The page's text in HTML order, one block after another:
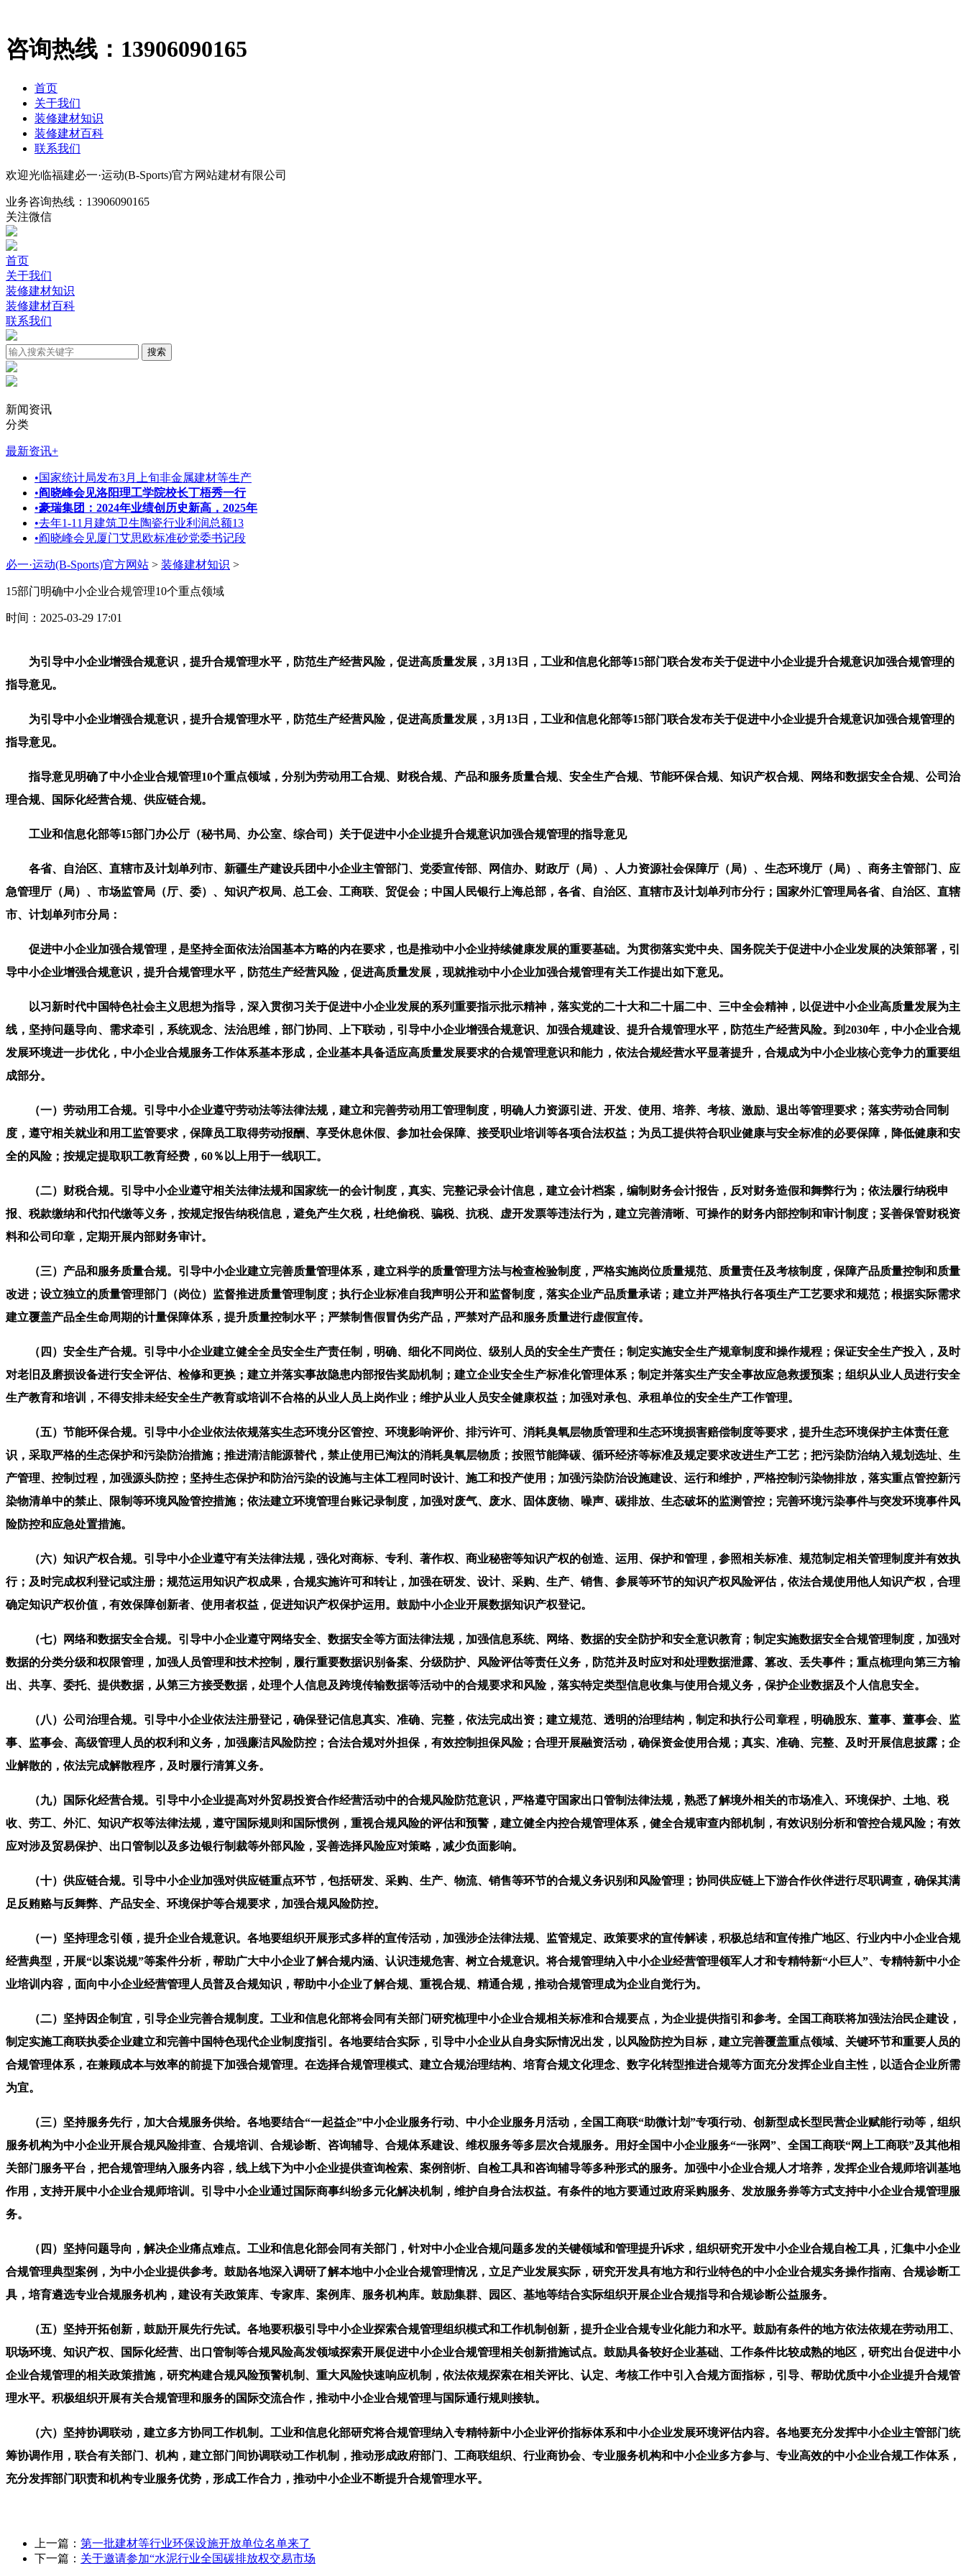
咨询热线： 13906090165
首页
关于我们
装修建材知识
装修建材百科
联系我们
欢迎光临福建必一·运动(B-Sports)官方网站建材有限公司
业务咨询热线： 13906090165
关注微信
首页
关于我们
装修建材知识
装修建材百科
联系我们
新闻资讯
分类
最新资讯+
•国家统计局发布3月上旬非金属建材等生产
•阎晓峰会见洛阳理工学院校长丁梧秀一行
•豪瑞集团：2024年业绩创历史新高，2025年
•去年1-11月建筑卫生陶瓷行业利润总额13
•阎晓峰会见厦门艾思欧标准砂党委书记段
必一·运动(B-Sports)官方网站 > 装修建材知识 >
15部门明确中小企业合规管理10个重点领域
时间：2025-03-29 17:01
为引导中小企业增强合规意识，提升合规管理水平，防范生产经营风险，促进高质量发展，3月13日，工业和信息化部等15部门联合发布关于促进中小企业提升合规意识加强合规管理的
指导意见。
为引导中小企业增强合规意识，提升合规管理水平，防范生产经营风险，促进高质量发展，3月13日，工业和信息化部等15部门联合发布关于促进中小企业提升合规意识加强合规管理的
指导意见。
指导意见明确了中小企业合规管理10个重点领域，分别为劳动用工合规、财税合规、产品和服务质量合规、安全生产合规、节能环保合规、知识产权合规、网络和数据安全合规、公司治
理合规、国际化经营合规、供应链合规。
工业和信息化部等15部门办公厅（秘书局、办公室、综合司）关于促进中小企业提升合规意识加强合规管理的指导意见
各省、自治区、直辖市及计划单列市、新疆生产建设兵团中小企业主管部门、党委宣传部、网信办、财政厅（局）、人力资源社会保障厅（局）、生态环境厅（局）、商务主管部门、应
急管理厅（局）、市场监管局（厅、委）、知识产权局、总工会、工商联、贸促会；中国人民银行上海总部，各省、自治区、直辖市及计划单列市分行；国家外汇管理局各省、自治区、直辖
市、计划单列市分局：
促进中小企业加强合规管理，是坚持全面依法治国基本方略的内在要求，也是推动中小企业持续健康发展的重要基础。为贯彻落实党中央、国务院关于促进中小企业发展的决策部署，引
导中小企业增强合规意识，提升合规管理水平，防范生产经营风险，促进高质量发展，现就推动中小企业加强合规管理有关工作提出如下意见。
以习新时代中国特色社会主义思想为指导，深入贯彻习关于促进中小企业发展的系列重要指示批示精神，落实党的二十大和二十届二中、三中全会精神，以促进中小企业高质量发展为主
线，坚持问题导向、需求牵引，系统观念、法治思维，部门协同、上下联动，引导中小企业增强合规意识、加强合规建设、提升合规管理水平，防范生产经营风险。到2030年，中小企业合规
发展环境进一步优化，中小企业合规服务工作体系基本形成，企业基本具备适应高质量发展要求的合规管理意识和能力，依法合规经营水平显著提升，合规成为中小企业核心竞争力的重要组
成部分。
（一）劳动用工合规。引导中小企业遵守劳动法等法律法规，建立和完善劳动用工管理制度，明确人力资源引进、开发、使用、培养、考核、激励、退出等管理要求；落实劳动合同制
度，遵守相关就业和用工监管要求，保障员工取得劳动报酬、享受休息休假、参加社会保障、接受职业培训等各项合法权益；为员工提供符合职业健康与安全标准的必要保障，降低健康和安
全的风险；按规定提取职工教育经费，60％以上用于一线职工。
（二）财税合规。引导中小企业遵守相关法律法规和国家统一的会计制度，真实、完整记录会计信息，建立会计档案，编制财务会计报告，反对财务造假和舞弊行为；依法履行纳税申
报、税款缴纳和代扣代缴等义务，按规定报告纳税信息，避免产生欠税，杜绝偷税、骗税、抗税、虚开发票等违法行为，建立完善清晰、可操作的财务内部控制和审计制度；妥善保管财税资
料和公司印章，定期开展内部财务审计。
（三）产品和服务质量合规。引导中小企业建立完善质量管理体系，建立科学的质量管理方法与检查检验制度，严格实施岗位质量规范、质量责任及考核制度，保障产品质量控制和质量
改进；设立独立的质量管理部门（岗位）监督推进质量管理制度；执行企业标准自我声明公开和监督制度，落实企业产品质量承诺；建立并严格执行各项生产工艺要求和规范；根据实际需求
建立覆盖产品全生命周期的计量保障体系，提升质量控制水平；严禁制售假冒伪劣产品，严禁对产品和服务质量进行虚假宣传。
（四）安全生产合规。引导中小企业建立健全全员安全生产责任制，明确、细化不同岗位、级别人员的安全生产责任；制定实施安全生产规章制度和操作规程；保证安全生产投入，及时
对老旧及磨损设备进行安全评估、检修和更换；建立并落实事故隐患内部报告奖励机制；建立企业安全生产标准化管理体系；制定并落实生产安全事故应急救援预案；组织从业人员进行安全
生产教育和培训，不得安排未经安全生产教育或培训不合格的从业人员上岗作业；维护从业人员安全健康权益；加强对承包、承租单位的安全生产工作管理。
（五）节能环保合规。引导中小企业依法依规落实生态环境分区管控、环境影响评价、排污许可、消耗臭氧层物质管理和生态环境损害赔偿制度等要求，提升生态环境保护主体责任意
识，采取严格的生态保护和污染防治措施；推进清洁能源替代，禁止使用已淘汰的消耗臭氧层物质；按照节能降碳、循环经济等标准及规定要求改进生产工艺；把污染防治纳入规划选址、生
产管理、控制过程，加强源头防控；坚持生态保护和防治污染的设施与主体工程同时设计、施工和投产使用；加强污染防治设施建设、运行和维护，严格控制污染物排放，落实重点管控新污
染物清单中的禁止、限制等环境风险管控措施；依法建立环境管理台账记录制度，加强对废气、废水、固体废物、噪声、碳排放、生态破坏的监测管控；完善环境污染事件与突发环境事件风
险防控和应急处置措施。
（六）知识产权合规。引导中小企业遵守有关法律法规，强化对商标、专利、著作权、商业秘密等知识产权的创造、运用、保护和管理，参照相关标准、规范制定相关管理制度并有效执
行；及时完成权利登记或注册；规范运用知识产权成果，合规实施许可和转让，加强在研发、设计、采购、生产、销售、参展等环节的知识产权风险评估，依法合规使用他人知识产权，合理
确定知识产权价值，有效保障创新者、使用者权益，促进知识产权保护运用。鼓励中小企业开展数据知识产权登记。
（七）网络和数据安全合规。引导中小企业遵守网络安全、数据安全等方面法律法规，加强信息系统、网络、数据的安全防护和安全意识教育；制定实施数据安全合规管理制度，加强对
数据的分类分级和权限管理，加强人员管理和技术控制，履行重要数据识别备案、分级防护、风险评估等责任义务，防范并及时应对和处理数据泄露、篡改、丢失事件；重点梳理向第三方输
出、共享、委托、提供数据，从第三方接受数据，处理个人信息及跨境传输数据等活动中的合规要求和风险，落实特定类型信息收集与使用合规义务，保护企业数据及个人信息安全。
（八）公司治理合规。引导中小企业依法注册登记，确保登记信息真实、准确、完整，依法完成出资；建立规范、透明的治理结构，制定和执行公司章程，明确股东、董事、董事会、监
事、监事会、高级管理人员的权利和义务，加强廉洁风险防控；合法合规对外担保，有效控制担保风险；合理开展融资活动，确保资金使用合规；真实、准确、完整、及时开展信息披露；企
业解散的，依法完成解散程序，及时履行清算义务。
（九）国际化经营合规。引导中小企业提高对外贸易投资合作经营活动中的合规风险防范意识，严格遵守国家出口管制法律法规，熟悉了解境外相关的市场准入、环境保护、土地、税
收、劳工、外汇、知识产权等法律法规，遵守国际规则和国际惯例，重视合规风险的评估和预警，建立健全内控合规管理体系，健全合规审查内部机制，有效识别分析和管控合规风险；有效
应对涉及贸易保护、出口管制以及多边银行制裁等外部风险，妥善选择风险应对策略，减少负面影响。
（十）供应链合规。引导中小企业加强对供应链重点环节，包括研发、采购、生产、物流、销售等环节的合规义务识别和风险管理；协同供应链上下游合作伙伴进行尽职调查，确保其满
足反贿赂与反舞弊、产品安全、环境保护等合规要求，加强合规风险防控。
（一）坚持理念引领，提升企业合规意识。各地要组织开展形式多样的宣传活动，加强涉企法律法规、监管规定、政策要求的宣传解读，积极总结和宣传推广地区、行业内中小企业合规
经营典型，开展“以案说规”等案件分析，帮助广大中小企业了解合规内涵、认识违规危害、树立合规意识。将合规管理纳入中小企业经营管理领军人才和专精特新“小巨人”、专精特新中小企
业培训内容，面向中小企业经营管理人员普及合规知识，帮助中小企业了解合规、重视合规、精通合规，推动合规管理成为企业自觉行为。
（二）坚持因企制宜，引导企业完善合规制度。工业和信息化部将会同有关部门研究梳理中小企业合规相关标准和合规要点，为企业提供指引和参考。全国工商联将加强法治民企建设，
制定实施工商联执委企业建立和完善中国特色现代企业制度指引。各地要结合实际，引导中小企业从自身实际情况出发，以风险防控为目标，建立完善覆盖重点领域、关键环节和重要人员的
合规管理体系，在兼顾成本与效率的前提下加强合规管理。在选择合规管理模式、建立合规治理结构、培育合规文化理念、数字化转型推进合规等方面充分发挥企业自主性，以适合企业所需
为宜。
（三）坚持服务先行，加大合规服务供给。各地要结合“一起益企”中小企业服务行动、中小企业服务月活动，全国工商联“助微计划”专项行动、创新型成长型民营企业赋能行动等，组织
服务机构为中小企业开展合规风险排查、合规培训、合规诊断、咨询辅导、合规体系建设、维权服务等多层次合规服务。用好全国中小企业服务“一张网”、全国工商联“网上工商联”及其他相
关部门服务平台，把合规管理纳入服务内容，线上线下为中小企业提供查询检索、案例剖析、自检工具和咨询辅导等多种形式的服务。加强中小企业合规人才培养，发挥企业合规师培训基地
作用，支持开展中小企业合规师培训。引导中小企业通过国际商事纠纷多元化解决机制，维护自身合法权益。有条件的地方要通过政府采购服务、发放服务券等方式支持中小企业合规管理服
务。
（四）坚持问题导向，解决企业痛点难点。工业和信息化部会同有关部门，针对中小企业合规问题多发的关键领域和管理提升诉求，组织研究开发中小企业合规自检工具，汇集中小企业
合规管理典型案例，为中小企业提供参考。鼓励各地深入调研了解本地中小企业合规管理情况，立足产业发展实际，研究开发具有地方和行业特色的中小企业合规实务操作指南、合规诊断工
具，培育遴选专业合规服务机构，建设有关政策库、专家库、案例库、服务机构库。鼓励集群、园区、基地等结合实际组织开展企业合规指导和合规诊断公益服务。
（五）坚持开拓创新，鼓励开展先行先试。各地要积极引导中小企业探索合规管理组织模式和工作机制创新，提升企业合规专业化能力和水平。鼓励有条件的地方依法依规在劳动用工、
职场环境、知识产权、国际化经营、出口管制等合规风险高发领域探索开展促进中小企业合规管理相关创新措施试点。鼓励具备较好企业基础、工作条件比较成熟的地区，研究出台促进中小
企业合规管理的相关政策措施，研究构建合规风险预警机制、重大风险快速响应机制，依法依规探索在相关评比、认定、考核工作中引入合规方面指标，引导、帮助优质中小企业提升合规管
理水平。积极组织开展有关合规管理和服务的国际交流合作，推动中小企业合规管理与国际通行规则接轨。
（六）坚持协调联动，建立多方协同工作机制。工业和信息化部研究将合规管理纳入专精特新中小企业评价指标体系和中小企业发展环境评估内容。各地要充分发挥中小企业主管部门统
筹协调作用，联合有关部门、机构，建立部门间协调联动工作机制，推动形成政府部门、工商联组织、行业商协会、专业服务机构和中小企业多方参与、专业高效的中小企业合规工作体系，
充分发挥部门职责和机构专业服务优势，形成工作合力，推动中小企业不断提升合规管理水平。
上一篇： 第一批建材等行业环保设施开放单位名单来了
下一篇： 关于邀请参加“水泥行业全国碳排放权交易市场